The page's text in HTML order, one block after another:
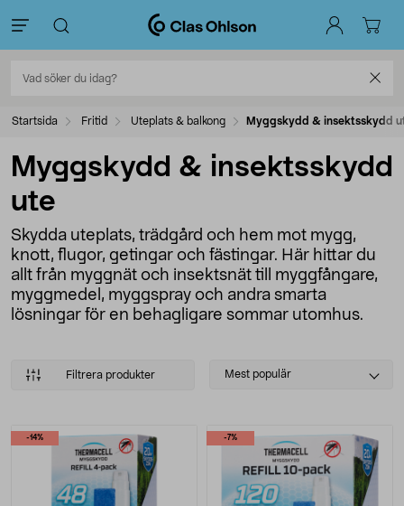
Startsida Fritid Uteplats & balkong Myggskydd & insektsskydd
Myggskydd & insektsskydd
ute
Skydda uteplats, trädgård och hem mot mygg,
knott, flugor, getingar och fästingar. Här hittar du
allt från myggnät och insektsnät till myggfångare,
myggmedel, myggspray och andra smarta
lösningar för en behagligare sommar utomhus.
Filtrera produkter
Select
Mest populär
Produkter
-14% -7%